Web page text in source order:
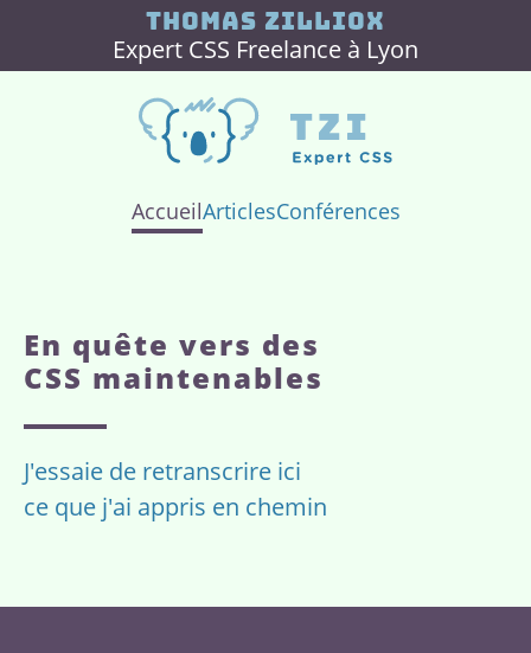
Thomas Zilliox
Expert CSS Freelance à Lyon
AccueilArticlesConférences
En quête vers des
CSS maintenables
J'essaie de retranscrire ici
ce que j'ai appris en chemin